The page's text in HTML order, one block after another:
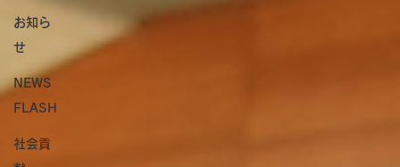
お知ら
せ
NEWS
FLASH
社会貢